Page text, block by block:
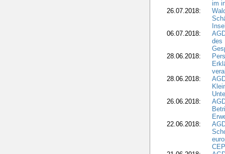
im
26.07.2018:
06.07.2018:
des
28.06.2018:
28.06.2018:
26.06.2018:
22.06.2018: